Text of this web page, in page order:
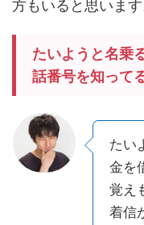
方もいると思います
たいようと名乗
話番号を知って
たい
金を
覚え
着信